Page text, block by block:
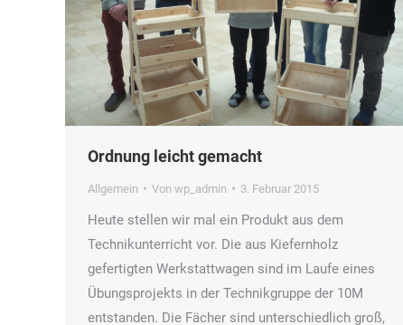
Ordnung leicht gemacht
Allgemein Von wp_admin 3. Februar 2015
Heute stellen wir mal ein Produkt aus dem
Technikunterricht vor. Die aus Kiefernholz
gefertigten Werkstattwagen sind im Laufe eines
Übungsprojekts in der Technikgruppe der 10M
entstanden. Die Fächer sind unterschiedlich groß,